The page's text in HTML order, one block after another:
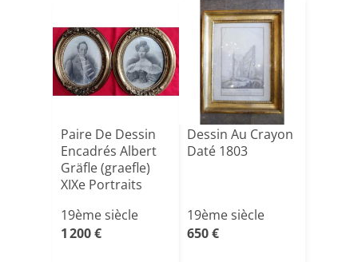
Paire De Dessin
Encadrés Albert
Gräfle (graefle)
XIXe Portraits
19ème siècle
1 200 €
Dessin Au Crayon
Daté 1803
19ème siècle
650 €